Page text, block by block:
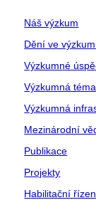
Náš výzkum
Dění ve
Výzkumné
Výzkumná
Výzkumná
Mezinárodní
Publikace
Projekty
Habilitační